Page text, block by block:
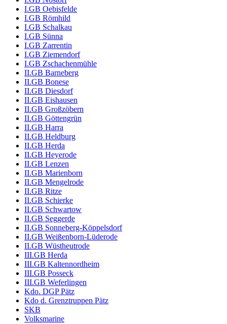
I.GB Oebisfelde
I.GB Römhild
I.GB Schalkau
I.GB Sünna
I.GB Zarrentin
I.GB Ziemendorf
I.GB Zschachenmühle
II.GB Barneberg
II.GB Bonese
II.GB Diesdorf
II.GB Eishausen
II.GB Großzöbern
II.GB Göttengrün
II.GB Harra
II.GB Heldburg
II.GB Herda
II.GB Heyerode
II.GB Lenzen
II.GB Marienborn
II.GB Mengelrode
II.GB Ritze
II.GB Schierke
II.GB Schwartow
II.GB Seggerde
II.GB Sonneberg-Köppelsdorf
II.GB Weißenborn-Lüderode
II.GB Wüstheutrode
III.GB Herda
III.GB Kaltennordheim
III.GB Posseck
III.GB Weferlingen
Kdo. DGP Pätz
Kdo d. Grenztruppen Pätz
SKB
Volksmarine